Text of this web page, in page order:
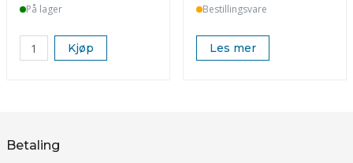
På lager
Kjøp
Bestillingsvare
Les mer
Betaling